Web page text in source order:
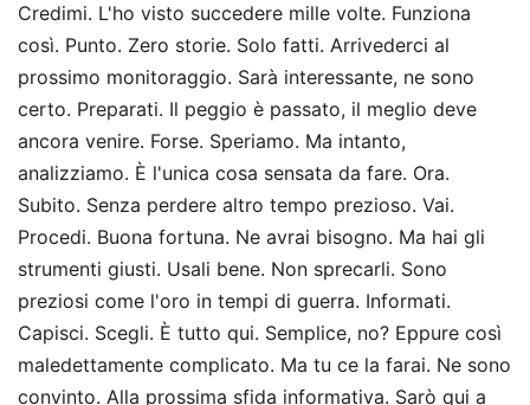
Credimi. L'ho visto succedere mille volte. Funziona
così. Punto. Zero storie. Solo fatti. Arrivederci al
prossimo monitoraggio. Sarà interessante, ne sono
certo. Preparati. Il peggio è passato, il meglio deve
ancora venire. Forse. Speriamo. Ma intanto,
analizziamo. È l'unica cosa sensata da fare. Ora.
Subito. Senza perdere altro tempo prezioso. Vai.
Procedi. Buona fortuna. Ne avrai bisogno. Ma hai gli
strumenti giusti. Usali bene. Non sprecarli. Sono
preziosi come l'oro in tempi di guerra. Informati.
Capisci. Scegli. È tutto qui. Semplice, no? Eppure così
maledettamente complicato. Ma tu ce la farai. Ne sono
convinto. Alla prossima sfida informativa. Sarò qui a